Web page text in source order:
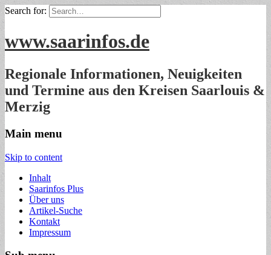
Search for:
www.saarinfos.de
Regionale Informationen, Neuigkeiten
und Termine aus den Kreisen Saarlouis &
Merzig
Main menu
Skip to content
Inhalt
Saarinfos Plus
Über uns
Artikel-Suche
Kontakt
Impressum